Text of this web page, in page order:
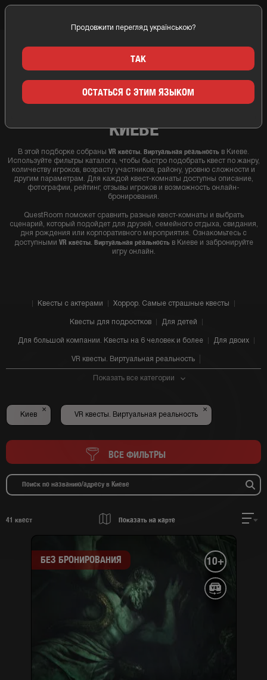
VR (КВЕСТ КОМНАТЫ
ВИРТУАЛЬНОЙ РЕАЛЬНОСТИ) В
КИЕВЕ
В этой подборке собраны VR квесты. Виртуальная реальность в Киеве.
Используйте фильтры каталога, чтобы быстро подобрать квест по жанру,
количеству игроков, возрасту участников, району, уровню сложности и
другим параметрам. Для каждой квест-комнаты доступны описание,
фотографии, рейтинг, отзывы игроков и возможность онлайн-
бронирования.
QuestRoom поможет сравнить разные квест-комнаты и выбрать
сценарий, который подойдет для друзей, семейного отдыха, свидания,
дня рождения или корпоративного мероприятия. Ознакомьтесь с
доступными VR квесты. Виртуальная реальность в Киеве и забронируйте
игру онлайн.
Квесты с актерами Хоррор. Самые страшные квесты
Квесты для подростков Для детей
Для большой компании. Квесты на 6 человек и более Для двоих
VR квесты. Виртуальная реальность
Показать все категории
Киев
×
VR квесты. Виртуальная реальность
×
ВСЕ ФИЛЬТРЫ
41 квест Показать на карте
БЕЗ БРОНИРОВАНИЯ 10+
Продовжити перегляд українською?
ТАК
ОСТАТЬСЯ С ЭТИМ ЯЗЫКОМ